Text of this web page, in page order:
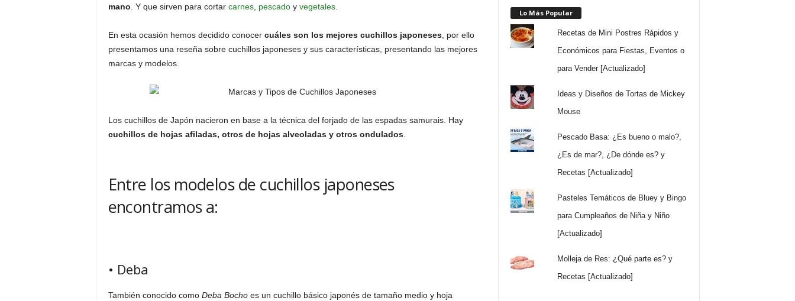
mano . Y que sirven para cortar carnes, pescadoy vegetales.
En esta ocasión hemos decidido conocer cuáles son los mejores cuchillos japoneses, por ello
presentamos una reseña sobre cuchillos japoneses y sus características, presentando las mejores
marcas y modelos.
Los cuchillos de Japón nacieron en base a la técnica del forjado de las espadas samurais. Hay
cuchillos de hojas afiladas, otros de hojas alveoladas y otros ondulados.
Entre los modelos de cuchillos japoneses
encontramos a:
• Deba
También conocido como Deba Bochoes un cuchillo básico japonés de tamaño medio y hoja
Lo Más Popular
Recetas de Mini Postres Rápidos y
Económicos para Fiestas, Eventos o
para Vender [Actualizado]
Ideas y Diseños de Tortas de Mickey
Mouse
Pescado Basa: ¿Es bueno o malo?,
¿Es de mar?, ¿De dónde es? y
Recetas [Actualizado]
Pasteles Temáticos de Bluey y Bingo
para Cumpleaños de Niña y Niño
[Actualizado]
Molleja de Res: ¿Qué parte es? y
Recetas [Actualizado]